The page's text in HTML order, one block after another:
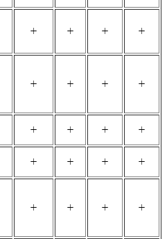
+ + + +
+ + + +
+ + +
+
+ + +
+
+ + + +